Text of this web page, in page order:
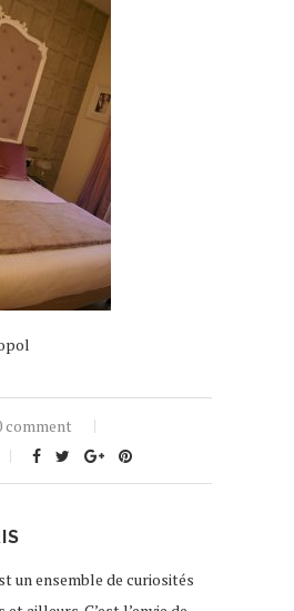
comment
un ensemble de curiosités